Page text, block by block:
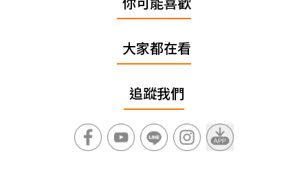
大家都在看
追蹤我們